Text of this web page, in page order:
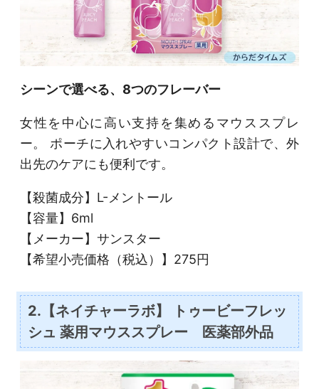
シーンで選べる、8つのフレーバー
女性を中心に高い支持を集めるマウススプレ
ー。 ポーチに入れやすいコンパクト設計で、外
出先のケアにも便利です。
【殺菌成分】L-メントール
【容量】6ml
【メーカー】サンスター
【希望小売価格（税込）】275円
2.【ネイチャーラボ】 トゥービーフレッ
シュ 薬用マウススプレー 医薬部外品